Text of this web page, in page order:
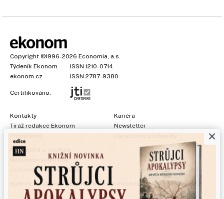
Copyright ©1996-2026 Economia, a.s.
Týdeník Ekonom
ISSN 1210-0714
ekonom.cz
ISSN 2787-9380
Certifikováno:
Kontakty
Tiráž redakce Ekonom
Předplatné
Kariéra
Newsletter
Všeobecné podmínky
Prohlášení o cookies
Nastavení soukromí
Ochrana osobních údajů
, obchodní garant:Adéla Formáčková,+420 739 500 832
×